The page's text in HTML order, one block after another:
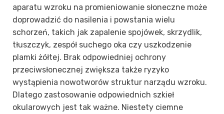
aparatu wzroku na promieniowanie słoneczne może
doprowadzić do nasilenia i powstania wielu
schorzeń, takich jak zapalenie spojówek, skrzydlik,
tłuszczyk, zespół suchego oka czy uszkodzenie
plamki żółtej. Brak odpowiedniej ochrony
przeciwsłonecznej zwiększa także ryzyko
wystąpienia nowotworów struktur narządu wzroku.
Dlatego zastosowanie odpowiednich szkieł
okularowych jest tak ważne. Niestety ciemne